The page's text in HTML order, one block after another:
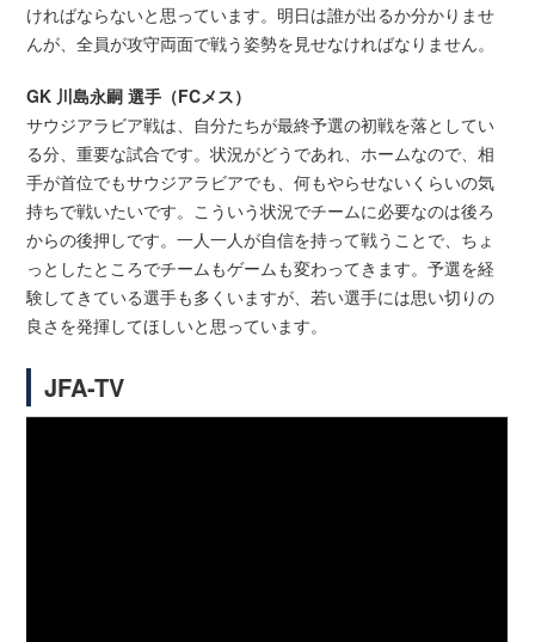
ければならないと思っています。明日は誰が出るか分かりませ
んが、全員が攻守両面で戦う姿勢を見せなければなりません。
GK 川島永嗣 選手（FCメス）
サウジアラビア戦は、自分たちが最終予選の初戦を落としてい
る分、重要な試合です。状況がどうであれ、ホームなので、相
手が首位でもサウジアラビアでも、何もやらせないくらいの気
持ちで戦いたいです。こういう状況でチームに必要なのは後ろ
からの後押しです。一人一人が自信を持って戦うことで、ちょ
っとしたところでチームもゲームも変わってきます。予選を経
験してきている選手も多くいますが、若い選手には思い切りの
良さを発揮してほしいと思っています。
JFA-TV